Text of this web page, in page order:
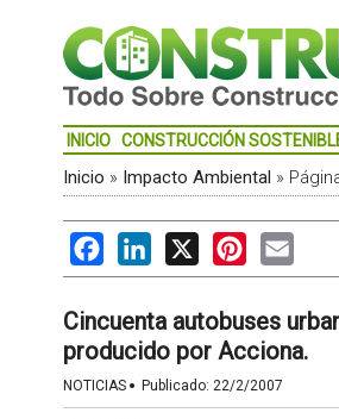
INICIO CONSTRUCCIÓN
Inicio » Impacto Ambiental »
FacebookLinkedIn
X PinterestEmail
Cincuenta autobuses
producido por Acciona.
NOTICIAS · Publicado: 22/2/2007